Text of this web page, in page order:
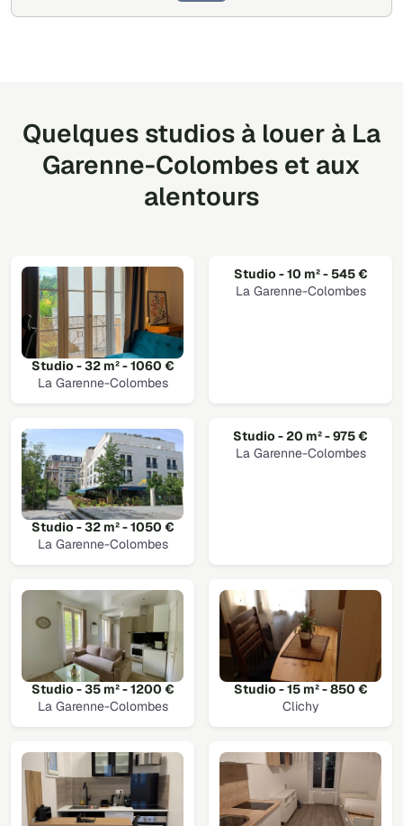
Quelques studios à louer à La
Garenne-Colombes et aux
alentours
Studio - 32 m² - 1060 €
La Garenne-Colombes
Studio - 10 m² - 545 €
La Garenne-Colombes
Studio - 32 m² - 1050 €
La Garenne-Colombes
Studio - 20 m² - 975 €
La Garenne-Colombes
Studio - 35 m² - 1200 €
La Garenne-Colombes
Studio - 15 m² - 850 €
Clichy